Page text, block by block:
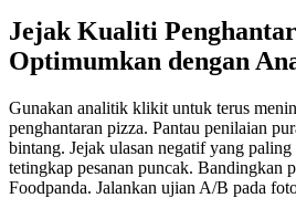
Jejak Kualiti
Optimumkan dengan
Gunakan analitik klikit untuk terus
penghantaran pizza. Pantau penilaian
bintang. Jejak ulasan negatif yang
tetingkap pesanan puncak. Bandingkan
Foodpanda. Jalankan ujian A/B pada